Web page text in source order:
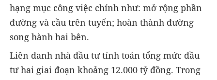
hạng mục công việc chính như: mở rộng phần
đường và cầu trên tuyến; hoàn thành đường
song hành hai bên.
Liên danh nhà đầu tư tính toán tổng mức đầu
tư hai giai đoạn khoảng 12.000 tỷ đồng. Trong